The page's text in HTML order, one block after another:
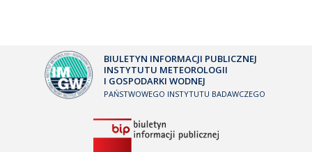
BIULETYN INFORMACJI PUBLICZNEJ
INSTYTUTU METEOROLOGII
I GOSPODARKI WODNEJ
PAŃSTWOWEGO INSTYTUTU BADAWCZEGO